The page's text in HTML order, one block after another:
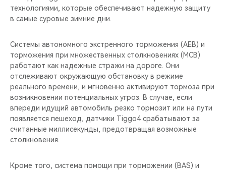
технологиями, которые обеспечивают надежную защиту
в самые суровые зимние дни.
Системы автономного экстренного торможения (AEB) и
торможения при множественных столкновениях (MCB)
работают как надежные стражи на дороге. Они
отслеживают окружающую обстановку в режиме
реального времени, и мгновенно активируют тормоза при
возникновении потенциальных угроз. В случае, если
впереди идущий автомобиль резко тормозит или на пути
появляется пешеход, датчики Tiggo4 срабатывают за
считанные миллисекунды, предотвращая возможные
столкновения.
Кроме того, система помощи при торможении (BAS) и